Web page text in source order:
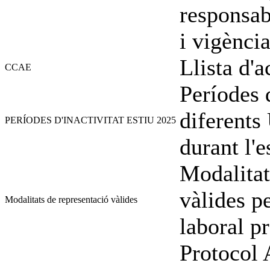
i
CCAE Llista
PERÍODES D'INACTIVITAT ESTIU 2025
Períodes
diferents
durant
Modalitats de representació vàlides
vàlides
laboral
Protocol